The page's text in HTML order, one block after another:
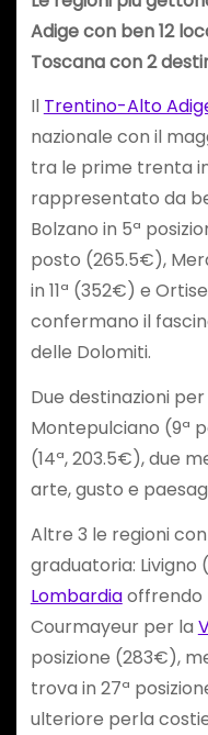
Adige con ben 12
Toscana con 2
Il Trentino-Alto
nazionale con il
tra le prime trenta
rappresentato da
Bolzano in 5ª
posto (265.5€),
in 11ª (352€) e
confermano il
delle Dolomiti.
Due destinazioni per
Montepulciano (9ª
(14ª, 203.5€), due
arte, gusto e
Altre 3 le regioni
graduatoria: Livigno
Lombardiaoffrendo
Courmayeur per la
posizione (283€),
trova in 27ª
ulteriore perla